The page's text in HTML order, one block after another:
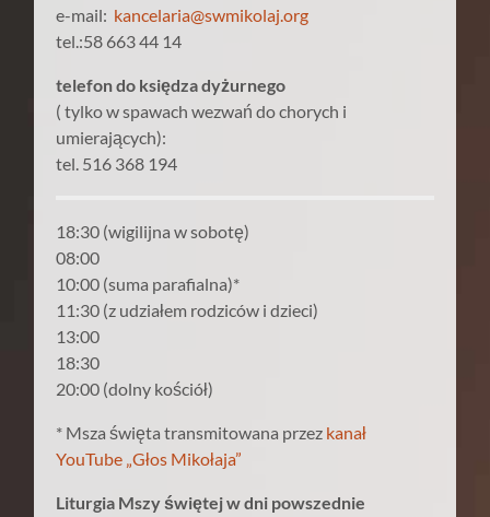
e-mail: kancelaria@swmikolaj.org
tel.:58 663 44 14
telefon do księdza dyżurnego
( tylko w spawach wezwań do chorych i
umierających):
tel. 516 368 194
18:30 (wigilijna w sobotę)
08:00
10:00 (suma parafialna)*
11:30 (z udziałem rodziców i dzieci)
13:00
18:30
20:00 (dolny kościół)
* Msza święta transmitowana przez kanał
YouTube „Głos Mikołaja”
Liturgia Mszy świętej w dni powszednie